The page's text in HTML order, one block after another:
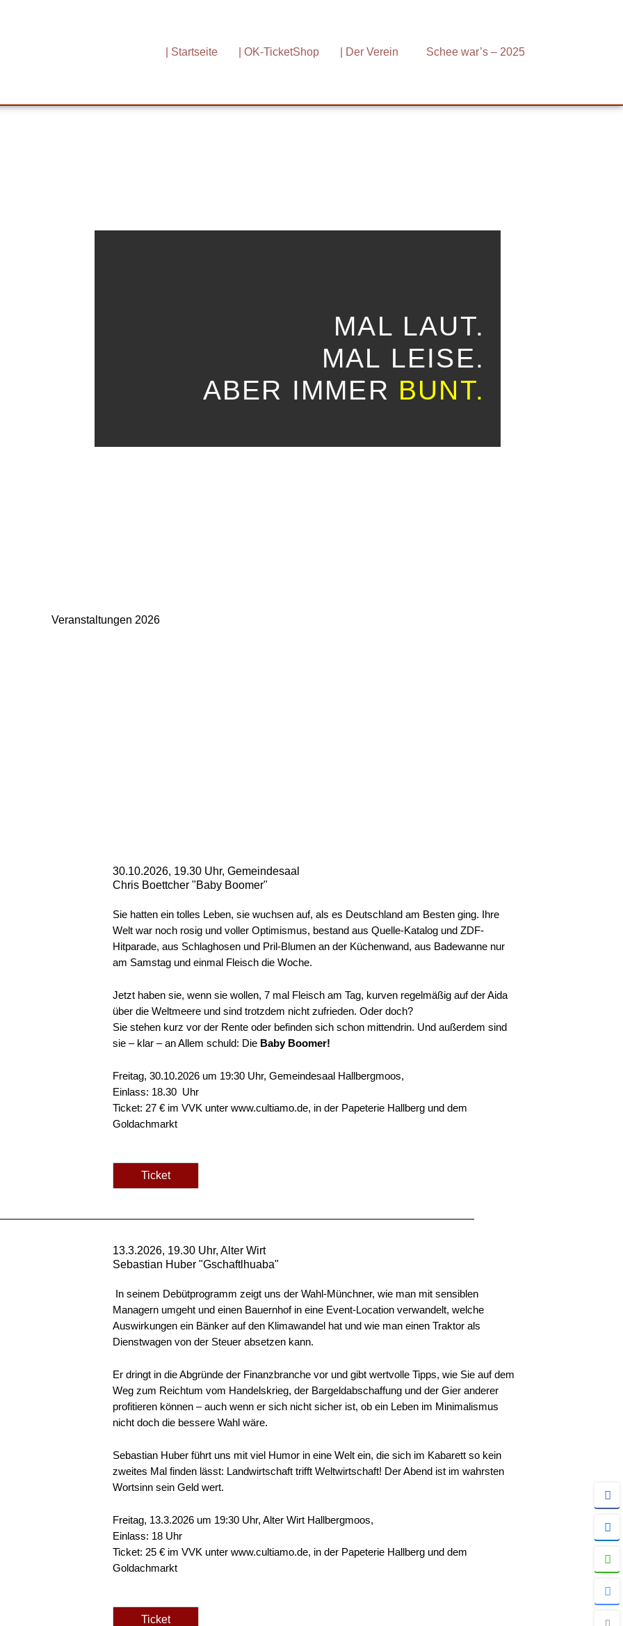
| Startseite
| OK-TicketShop | Der Verein Schee war’s – 2025
MAL LAUT.
MAL LEISE.
ABER IMMER BUNT.
Veranstaltungen 2026
30.10.2026, 19.30 Uhr, Gemeindesaal
Chris Boettcher "Baby Boomer"
Sie hatten ein tolles Leben, sie wuchsen auf, als es Deutschland am Besten ging. Ihre
Welt war noch rosig und voller Optimismus, bestand aus Quelle-Katalog und ZDF-
Hitparade, aus Schlaghosen und Pril-Blumen an der Küchenwand, aus Badewanne nur
am Samstag und einmal Fleisch die Woche.
Jetzt haben sie, wenn sie wollen, 7 mal Fleisch am Tag, kurven regelmäßig auf der Aida
über die Weltmeere und sind trotzdem nicht zufrieden. Oder doch?
Sie stehen kurz vor der Rente oder befinden sich schon mittendrin. Und außerdem sind
sie – klar – an Allem schuld: Die Baby Boomer!
Freitag, 30.10.2026 um 19:30 Uhr, Gemeindesaal Hallbergmoos,
Einlass: 18.30 Uhr
Ticket: 27 € im VVK unter www.cultiamo.de, in der Papeterie Hallberg und dem
Goldachmarkt
Ticket
13.3.2026, 19.30 Uhr, Alter Wirt
Sebastian Huber "Gschaftlhuaba"
In seinem Debütprogramm zeigt uns der Wahl-Münchner, wie man mit sensiblen
Managern umgeht und einen Bauernhof in eine Event-Location verwandelt, welche
Auswirkungen ein Bänker auf den Klimawandel hat und wie man einen Traktor als
Dienstwagen von der Steuer absetzen kann.
Er dringt in die Abgründe der Finanzbranche vor und gibt wertvolle Tipps, wie Sie auf dem
Weg zum Reichtum vom Handelskrieg, der Bargeldabschaffung und der Gier anderer
profitieren können – auch wenn er sich nicht sicher ist, ob ein Leben im Minimalismus
nicht doch die bessere Wahl wäre.
Sebastian Huber führt uns mit viel Humor in eine Welt ein, die sich im Kabarett so kein
zweites Mal finden lässt: Landwirtschaft trifft Weltwirtschaft! Der Abend ist im wahrsten
Wortsinn sein Geld wert.
Freitag, 13.3.2026 um 19:30 Uhr, Alter Wirt Hallbergmoos,
Einlass: 18 Uhr
Ticket: 25 € im VVK unter www.cultiamo.de, in der Papeterie Hallberg und dem
Goldachmarkt
Ticket